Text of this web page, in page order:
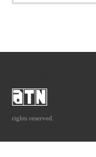
rights reserved.